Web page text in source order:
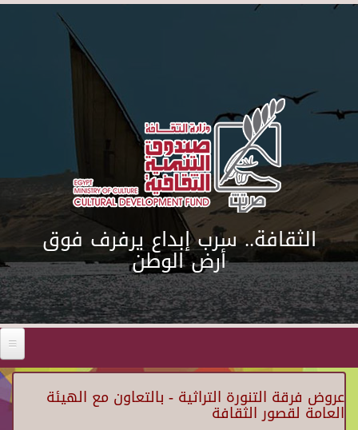
Skip to main content
الثقافة.. سرب إبداع يرفرف فوق
أرض الوطن
عروض فرقة التنورة التراثية - بالتعاون مع الهيئة
العامة لقصور الثقافة